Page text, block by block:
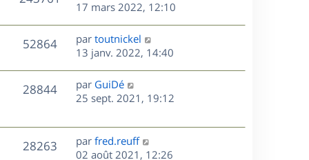
a
g
e
m
e
s
s
e
e
i
e
r
m
s
a
e
u
s
e
n
i
r
m
e
s
a
17 mars 2022, 12:10
52864V
u
e
D
e
i
e
e
par toutnickel
13 janv. 2022, 14:40
28844V
D
e
n
i
e
par GuiDé
25 sept. 2021, 19:12
28263V
D
e
par fred.reuff
02 août 2021, 12:26